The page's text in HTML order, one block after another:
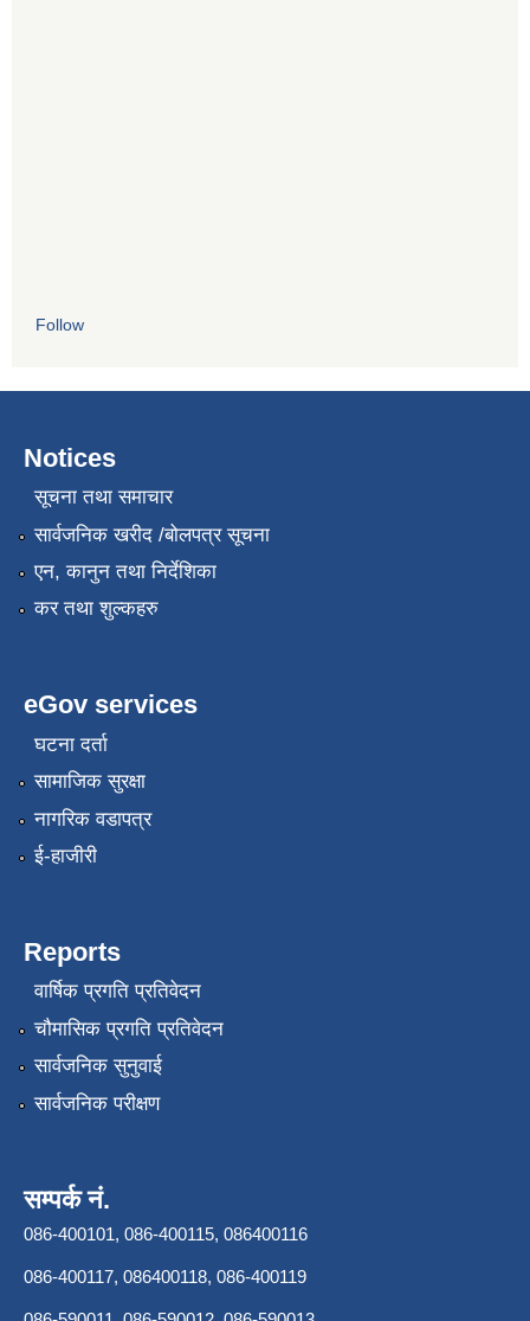
Follow
Notices
सूचना तथा समाचार
सार्वजनिक खरीद /बोलपत्र सूचना
एन, कानुन तथा निर्देशिका
कर तथा शुल्कहरु
eGov services
घटना दर्ता
सामाजिक सुरक्षा
नागरिक वडापत्र
ई-हाजीरी
Reports
वार्षिक प्रगति प्रतिवेदन
चौमासिक प्रगति प्रतिवेदन
सार्वजनिक सुनुवाई
सार्वजनिक परीक्षण
सम्पर्क नं.
086-400101, 086-400115, 086400116
086-400117, 086400118, 086-400119